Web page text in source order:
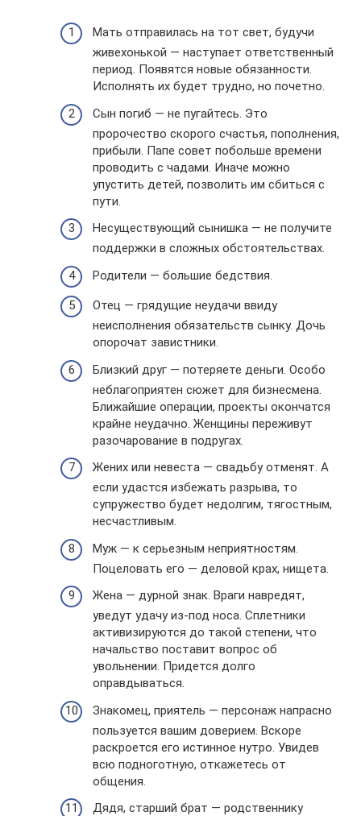
Мать отправилась на тот свет, будучи
живехонькой — наступает ответственный
период. Появятся новые обязанности.
Исполнять их будет трудно, но почетно.
Сын погиб — не пугайтесь. Это
пророчество скорого счастья, пополнения,
прибыли. Папе совет побольше времени
проводить с чадами. Иначе можно
упустить детей, позволить им сбиться с
пути.
Несуществующий сынишка — не получите
поддержки в сложных обстоятельствах.
Родители — большие бедствия.
Отец — грядущие неудачи ввиду
неисполнения обязательств сынку. Дочь
опорочат завистники.
Близкий друг — потеряете деньги. Особо
неблагоприятен сюжет для бизнесмена.
Ближайшие операции, проекты окончатся
крайне неудачно. Женщины переживут
разочарование в подругах.
Жених или невеста — свадьбу отменят. А
если удастся избежать разрыва, то
супружество будет недолгим, тягостным,
несчастливым.
Муж — к серьезным неприятностям.
Поцеловать его — деловой крах, нищета.
Жена — дурной знак. Враги навредят,
уведут удачу из-под носа. Сплетники
активизируются до такой степени, что
начальство поставит вопрос об
увольнении. Придется долго
оправдываться.
Знакомец, приятель — персонаж напрасно
пользуется вашим доверием. Вскоре
раскроется его истинное нутро. Увидев
всю подноготную, откажетесь от
общения.
Дядя, старший брат — родственнику